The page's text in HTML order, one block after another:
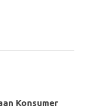
Konsumer